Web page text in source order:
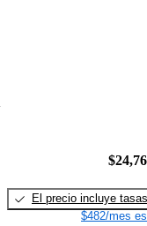
El precio incluye tasas
$482/mes